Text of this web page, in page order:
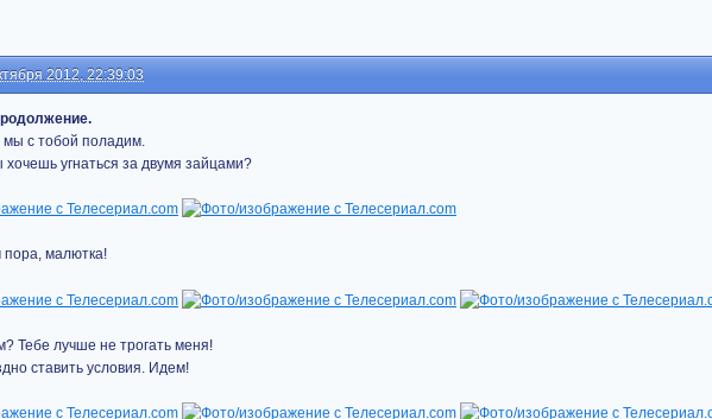
2012, 22:39:03
мы с тобой поладим.
угнаться за двумя зайцами?
пора, малютка!
Тебе лучше не трогать меня!
ставить условия. Идем!